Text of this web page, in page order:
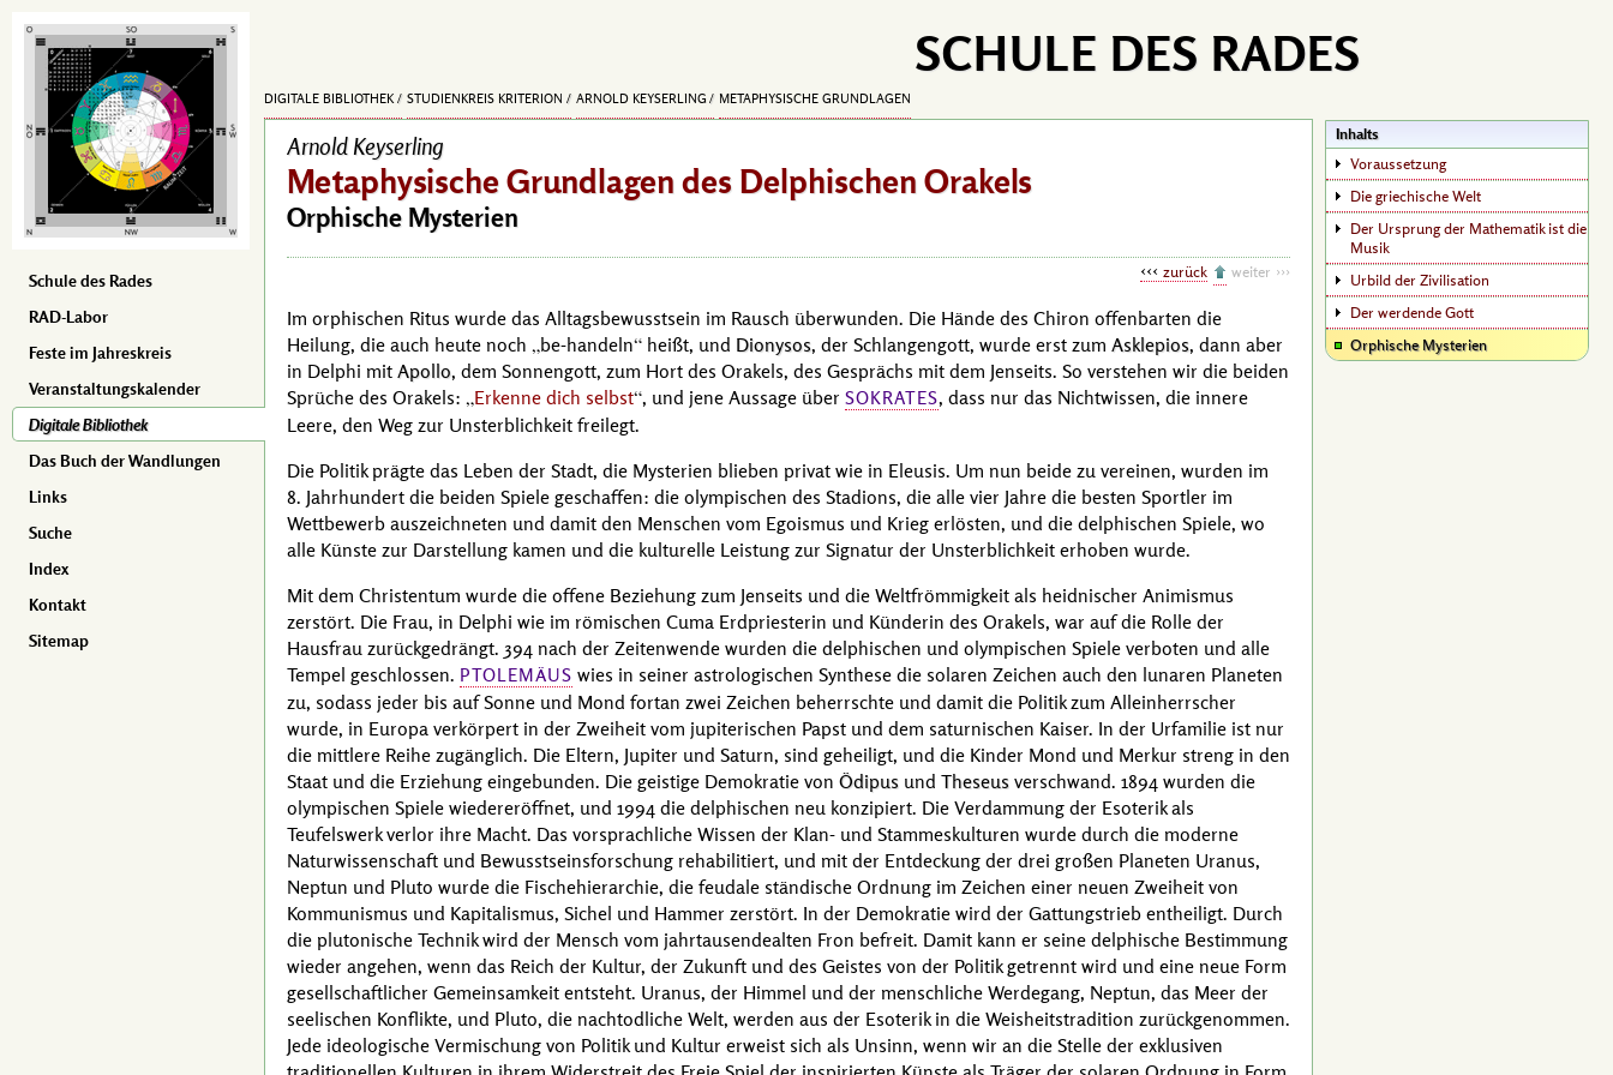
Schule des Rades
RAD-Labor
Feste im Jahreskreis
Veranstaltungskalender
Digitale Bibliothek
Das Buch der Wandlungen
Links
Suche
Index
Kontakt
Sitemap
SCHULE DES RADES
DIGITALE BIBLIOTHEK STUDIENKREIS KRITERION ARNOLD KEYSERLING METAPHYSISCHE GRUNDLAGEN
Arnold Keyserling
Metaphysische Grundlagen des Delphischen Orakels
Orphische Mysterien
zurück weiter
Im orphischen Ritus wurde das Alltagsbewusstsein im Rausch überwunden. Die Hände des Chiron offenbarten die
Heilung, die auch heute noch
be-handeln heißt, und Dionysos, der Schlangengott, wurde erst zum Asklepios, dann aber
in Delphi mit Apollo, dem Sonnengott, zum Hort des Orakels, des Gesprächs mit dem Jenseits. So verstehen wir die beiden
Sprüche des Orakels:
Erkenne dich selbst , und jene Aussage über SOKRATES, dass nur das Nichtwissen, die innere
Leere, den Weg zur Unsterblichkeit freilegt.
Die Politik prägte das Leben der Stadt, die Mysterien blieben privat wie in Eleusis. Um nun beide zu vereinen, wurden im
8. Jahrhundert die beiden Spiele geschaffen: die olympischen des Stadions, die alle vier Jahre die besten Sportler im
Wettbewerb auszeichneten und damit den Menschen vom Egoismus und Krieg erlösten, und die delphischen Spiele, wo
alle Künste zur Darstellung kamen und die kulturelle Leistung zur Signatur der Unsterblichkeit erhoben wurde.
Mit dem Christentum wurde die offene Beziehung zum Jenseits und die Weltfrömmigkeit als heidnischer Animismus
zerstört. Die Frau, in Delphi wie im römischen Cuma Erdpriesterin und Künderin des Orakels, war auf die Rolle der
Hausfrau zurückgedrängt. 394 nach der Zeitenwende wurden die delphischen und olympischen Spiele verboten und alle
Tempel geschlossen. PTOLEMÄUS wies in seiner astrologischen Synthese die solaren Zeichen auch den lunaren Planeten
zu, sodass jeder bis auf Sonne und Mond fortan zwei Zeichen beherrschte und damit die Politik zum Alleinherrscher
wurde, in Europa verkörpert in der Zweiheit vom jupiterischen Papst und dem saturnischen Kaiser. In der Urfamilie ist nur
die mittlere Reihe zugänglich. Die Eltern, Jupiter und Saturn, sind geheiligt, und die Kinder Mond und Merkur streng in den
Staat und die Erziehung eingebunden. Die geistige Demokratie von Ödipus und Theseus verschwand. 1894 wurden die
olympischen Spiele wiedereröffnet, und 1994 die delphischen neu konzipiert. Die Verdammung der Esoterik als
Teufelswerk verlor ihre Macht. Das vorsprachliche Wissen der Klan- und Stammeskulturen wurde durch die moderne
Naturwissenschaft und Bewusstseinsforschung rehabilitiert, und mit der Entdeckung der drei großen Planeten Uranus,
Neptun und Pluto wurde die Fischehierarchie, die feudale ständische Ordnung im Zeichen einer neuen Zweiheit von
Kommunismus und Kapitalismus, Sichel und Hammer zerstört. In der Demokratie wird der Gattungstrieb entheiligt. Durch
die plutonische Technik wird der Mensch vom jahrtausendealten Fron befreit. Damit kann er seine delphische Bestimmung
wieder angehen, wenn das Reich der Kultur, der Zukunft und des Geistes von der Politik getrennt wird und eine neue Form
gesellschaftlicher Gemeinsamkeit entsteht. Uranus, der Himmel und der menschliche Werdegang, Neptun, das Meer der
seelischen Konflikte, und Pluto, die nachtodliche Welt, werden aus der Esoterik in die Weisheitstradition zurückgenommen.
Jede ideologische Vermischung von Politik und Kultur erweist sich als Unsinn, wenn wir an die Stelle der exklusiven
Inhalts
Voraussetzung
Die griechische Welt
Der Ursprung der Mathematik ist die
Musik
Urbild der Zivilisation
Der werdende Gott
Orphische Mysterien